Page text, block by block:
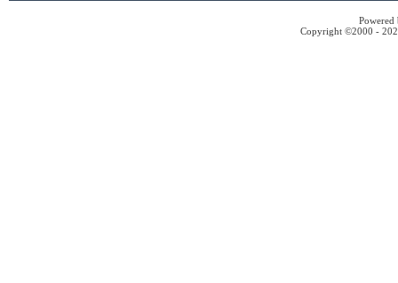
Copyright ©2000 -